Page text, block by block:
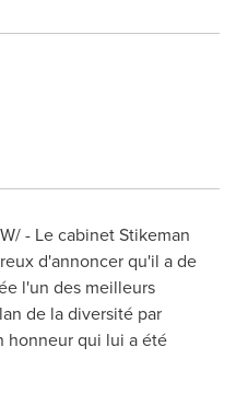
- Le cabinet Stikeman
d'annoncer qu'il a de
l'un des meilleurs
de la diversité par
honneur qui lui a été